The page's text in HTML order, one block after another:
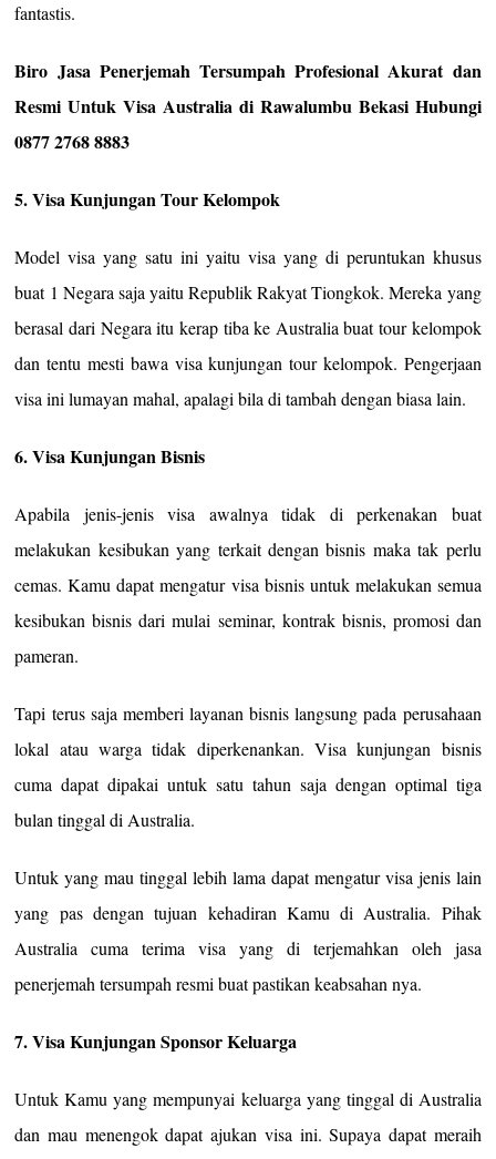
fantastis.
Biro Jasa Penerjemah Tersumpah Profesional Akurat dan
Resmi Untuk Visa Australia di Rawalumbu Bekasi Hubungi
0877 2768 8883
5. Visa Kunjungan Tour Kelompok
Model visa yang satu ini yaitu visa yang di peruntukan khusus
buat 1 Negara saja yaitu Republik Rakyat Tiongkok. Mereka yang
berasal dari Negara itu kerap tiba ke Australia buat tour kelompok
dan tentu mesti bawa visa kunjungan tour kelompok. Pengerjaan
visa ini lumayan mahal, apalagi bila di tambah dengan biasa lain.
6. Visa Kunjungan Bisnis
Apabila jenis-jenis visa awalnya tidak di perkenakan buat
melakukan kesibukan yang terkait dengan bisnis maka tak perlu
cemas. Kamu dapat mengatur visa bisnis untuk melakukan semua
kesibukan bisnis dari mulai seminar, kontrak bisnis, promosi dan
pameran.
Tapi terus saja memberi layanan bisnis langsung pada perusahaan
lokal atau warga tidak diperkenankan. Visa kunjungan bisnis
cuma dapat dipakai untuk satu tahun saja dengan optimal tiga
bulan tinggal di Australia.
Untuk yang mau tinggal lebih lama dapat mengatur visa jenis lain
yang pas dengan tujuan kehadiran Kamu di Australia. Pihak
Australia cuma terima visa yang di terjemahkan oleh jasa
penerjemah tersumpah resmi buat pastikan keabsahan nya.
7. Visa Kunjungan Sponsor Keluarga
Untuk Kamu yang mempunyai keluarga yang tinggal di Australia
dan mau menengok dapat ajukan visa ini. Supaya dapat meraih